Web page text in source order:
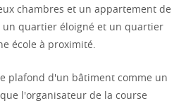
chambres et un appartement de
un quartier éloigné et un quartier
école à proximité.
plafond d'un bâtiment comme un
l'organisateur de la course